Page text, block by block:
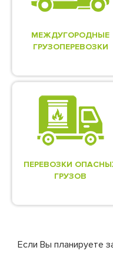
МЕЖДУГОРОДНЫЕ
ГРУЗОПЕРЕВОЗКИ
ПЕРЕВОЗКИ
ГРУЗОВ
Если Вы планируете